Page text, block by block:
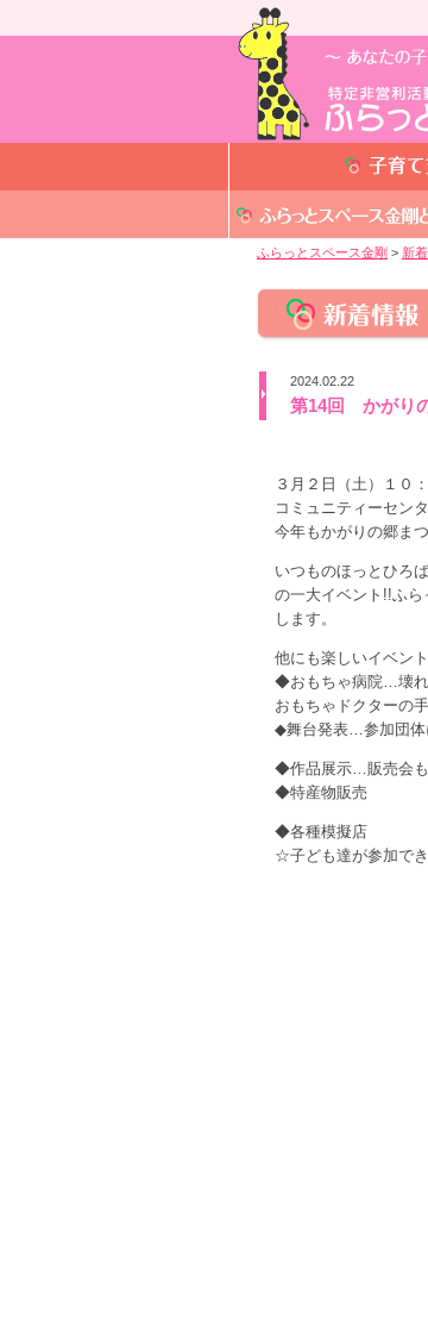
ふらっとスペース金剛 > 新
2024.02.22
第14回 かがり
３月２日（土）１０
コミュニティーセン
今年もかがりの郷ま
いつものほっとひろ
の一大イベント!!ふ
します。
他にも楽しいイベン
◆おもちゃ病院…壊れ
おもちゃドクターの
◆舞台発表…参加団体
◆作品展示…販売会も
◆特産物販売
◆各種模擬店
☆子ども達が参加で